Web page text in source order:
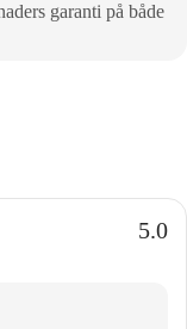
garanti på både
5.0